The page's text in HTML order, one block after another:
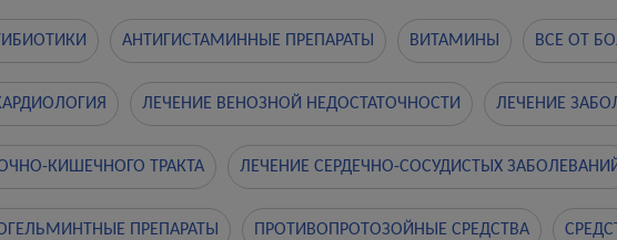
АНТИГИСТАМИННЫЕ ПРЕПАРАТЫ ВИТАМИНЫ ВСЕ ОТ
ЛЕЧЕНИЕ ВЕНОЗНОЙ НЕДОСТАТОЧНОСТИ ЛЕЧЕНИЕ
КИШЕЧНОГО ТРАКТА ЛЕЧЕНИЕ СЕРДЕЧНО-СОСУДИСТЫХ
ПРЕПАРАТЫ ПРОТИВОПРОТОЗОЙНЫЕ СРЕДСТВА